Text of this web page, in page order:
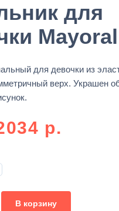
для
Mayoral
для девочки из
верх. Украшен
р.
В корзину